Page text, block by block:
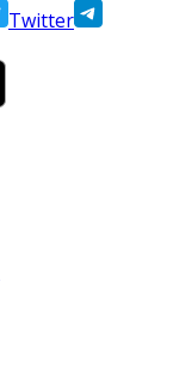
Twitter